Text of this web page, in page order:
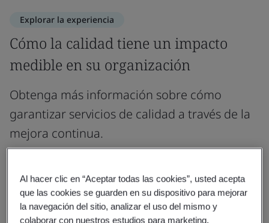
Explorar la experiencia
Cómo la calidad tiene un impacto
medible en su organización
Obtenga más información sobre cómo
garantizar servicios de calidad a través de la
mejora continua.
Experiencia
Al hacer clic en “Aceptar todas las cookies”, usted acepta
que las cookies se guarden en su dispositivo para mejorar
la navegación del sitio, analizar el uso del mismo y
colaborar con nuestros estudios para marketing.